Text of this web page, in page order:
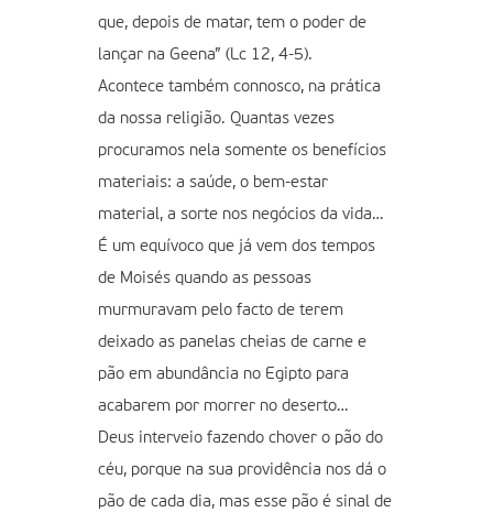
que, depois de matar, tem o poder de
lançar na Geena” (Lc 12, 4-5).
Acontece também connosco, na prática
da nossa religião. Quantas vezes
procuramos nela somente os benefícios
materiais: a saúde, o bem-estar
material, a sorte nos negócios da vida…
É um equívoco que já vem dos tempos
de Moisés quando as pessoas
murmuravam pelo facto de terem
deixado as panelas cheias de carne e
pão em abundância no Egipto para
acabarem por morrer no deserto…
Deus interveio fazendo chover o pão do
céu, porque na sua providência nos dá o
pão de cada dia, mas esse pão é sinal de